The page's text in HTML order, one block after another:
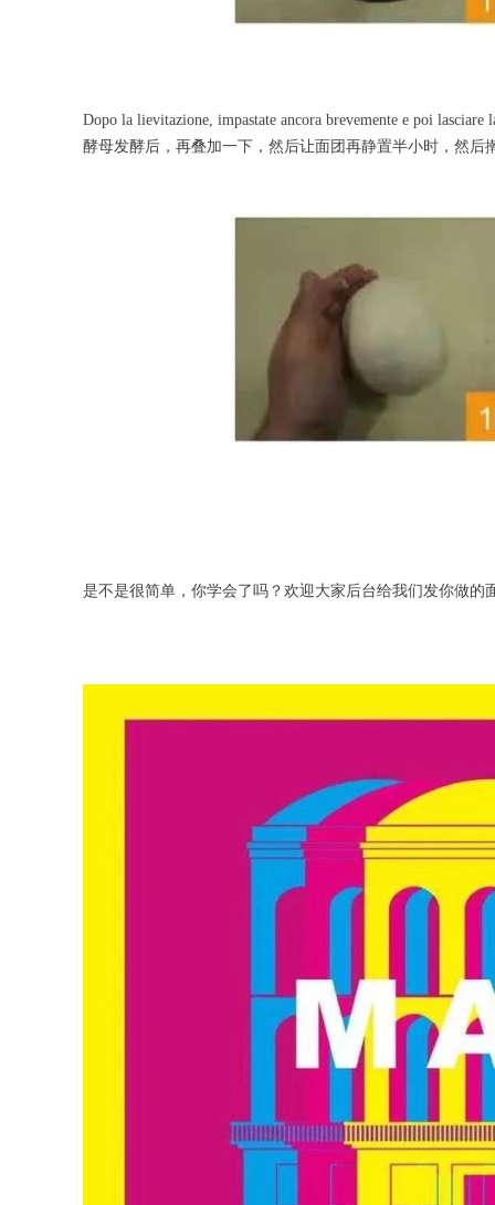
Dopo la lievitazione, impastate ancora brevemente e poi
酵母发酵后，再叠加一下，然后让面团再静置半小时，然后
是不是很简单，你学会了吗？欢迎大家后台给我们发你做的